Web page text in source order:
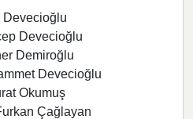
Devecioğlu
Devecioğlu
Demiroğlu
Devecioğlu
Okumuş
Çağlayan